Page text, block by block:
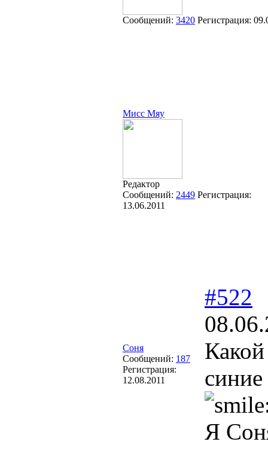
Сообщений: 3420 Регистрация:
Мисс Мяу
Редактор
Сообщений: 2449 Регистрация:
13.06.2011
Соня
Сообщений: 187
Регистрация:
12.08.2011
#522
синие
Я